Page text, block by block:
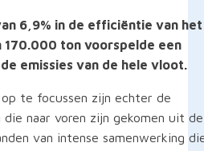
6,9% in de efficiëntie van het
170.000 ton voorspelde een
emissies van de hele vloot.
te focussen zijn echter de
die naar voren zijn gekomen uit de
van intense samenwerking